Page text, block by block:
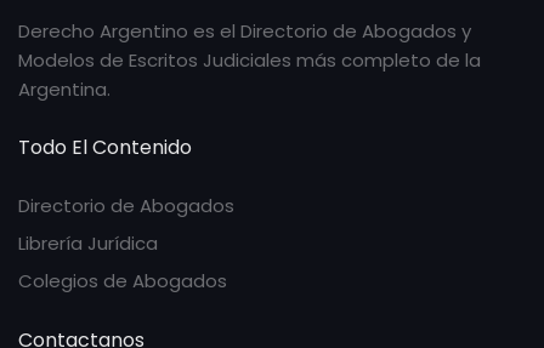
Derecho Argentino es el Directorio de Abogados y
Modelos de Escritos Judiciales más completo de la
Argentina.
Todo El Contenido
Directorio de Abogados
Librería Jurídica
Colegios de Abogados
Contactanos